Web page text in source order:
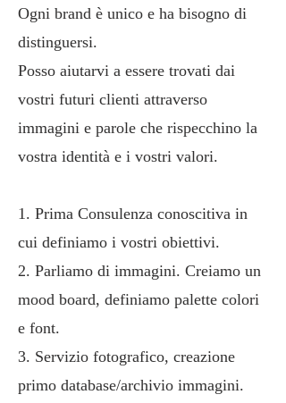
Ogni brand è unico e ha bisogno di
distinguersi.
Posso aiutarvi a essere trovati dai
vostri futuri clienti attraverso
immagini e parole che rispecchino la
vostra identità e i vostri valori.
1. Prima Consulenza conoscitiva in
cui definiamo i vostri obiettivi.
2. Parliamo di immagini. Creiamo un
mood board, definiamo palette colori
e font.
3. Servizio fotografico, creazione
primo database/archivio immagini.